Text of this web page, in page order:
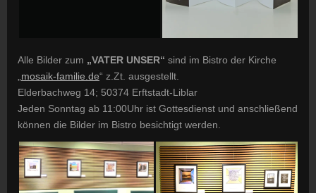
Alle Bilder zum „VATER UNSER“ sind im Bistro der Kirche
mosaik-familie.de“ z.Zt. ausgestellt.
Elderbachweg 14; 50374 Erftstadt-Liblar
Jeden Sonntag ab 11:00Uhr ist Gottesdienst und anschließend
können die Bilder im Bistro besichtigt werden.